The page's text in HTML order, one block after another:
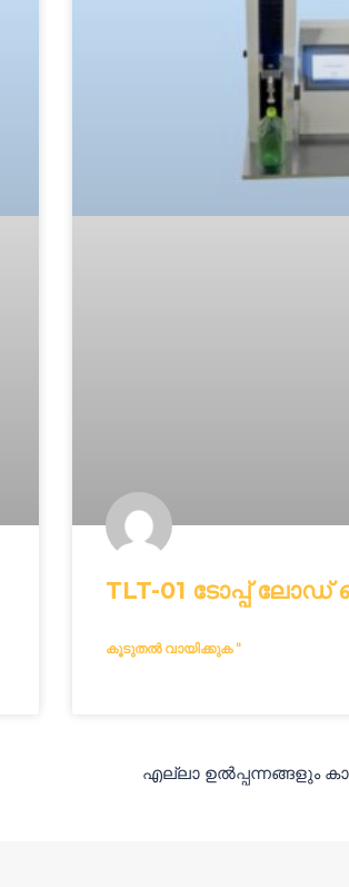
TLT-01 ടോപ്പ് ലോഡ്
കൂടുതൽ വായിക്കുക "
എല്ലാ ഉൽപ്പന്നങ്ങളും